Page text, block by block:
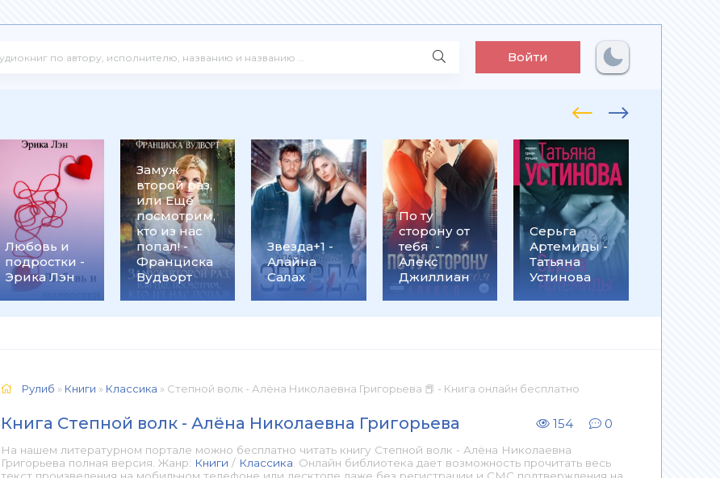
Войти
Любовь и
подростки -
Эрика Лэн
Замуж
второй раз,
или Ещё
посмотрим,
кто из нас
попал! -
Франциска
Вудворт
Звезда+1 -
Алайна
Салах
По ту
сторону от
тебя -
Алекс
Джиллиан
Серьга
Артемиды -
Татьяна
Устинова
на
- Ольга
Громыко
Рулиб » Книги » Классика » Степной волк - Алёна Николаевна Григорьева 📕 - Книга онлайн бесплатно
Книга Степной волк - Алёна Николаевна Григорьева 154 0
На нашем литературном портале можно бесплатно читать книгу Степной волк - Алёна Николаевна
Григорьева полная версия. Жанр: Книги / Классика . Онлайн библиотека дает возможность прочитать весь